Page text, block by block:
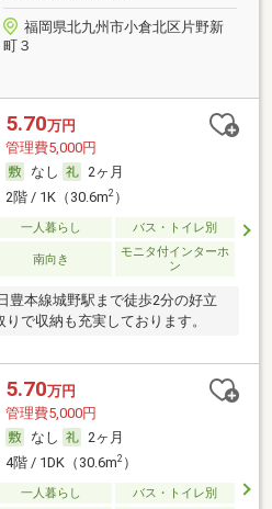
福岡県北九州市小倉北区片野新
町３
5.70万円
管理費5,000円
なし
2ヶ月
2階 / 1K（30.6m2）
一人暮らし バス・トイレ別
南向き
モニタ付インターホ
ン
豊本線城野駅まで徒歩2分の好立
で収納も充実しております。
5.70万円
管理費5,000円
なし
2ヶ月
4階 / 1DK（30.6m2）
一人暮らし
バス・トイレ別